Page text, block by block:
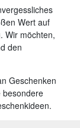
Wert auf
Wir möchten,
den
Geschenken
besondere